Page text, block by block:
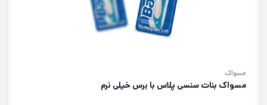
مسواک
مسواک بنات سنسی پلاس با برس خیلی نرم